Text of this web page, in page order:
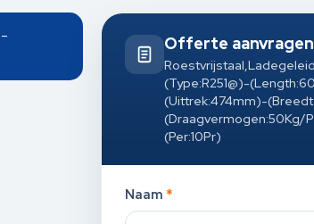
Offerte aanvragen
(Type:R251@)-
(Uittrek:474mm)-
(Draagvermogen:50Kg/
(Per:10Pr)
Naam *